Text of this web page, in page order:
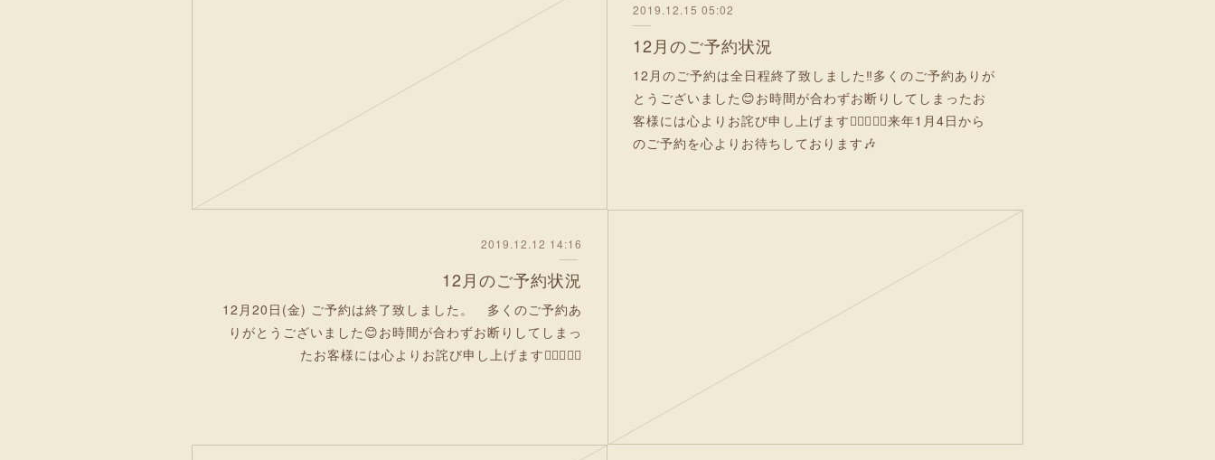
2019.12.15 05:02
12月のご予約状況
12月のご予約は全日程終了致しました‼︎多くのご予約ありが
とうございました😊お時間が合わずお断りしてしまったお
客様には心よりお詫び申し上げます🙇🏻‍♂️🙇‍♀️来年1月4日から
のご予約を心よりお待ちしております🎶
2019.12.12 14:16
12月のご予約状況
12月20日(金) ご予約は終了致しました。 多くのご予約あ
りがとうございました😊お時間が合わずお断りしてしまっ
たお客様には心よりお詫び申し上げます🙇🏻‍♂️🙇‍♀️